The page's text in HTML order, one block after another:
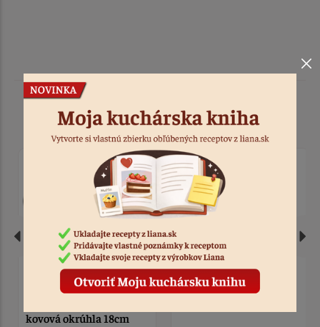
Podobné produkty
kovová okrúhla 18cm